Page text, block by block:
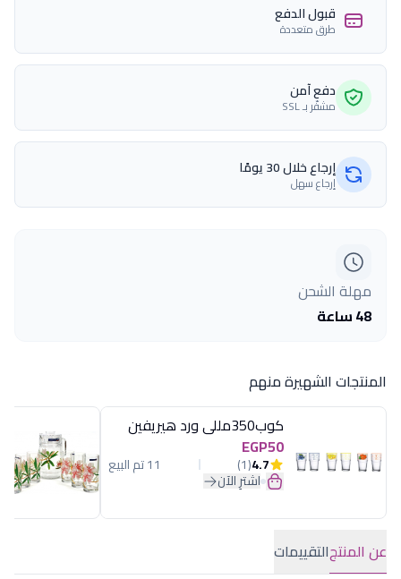
قبول الدفع
طرق متعددة
دفع آمن
مشفّر بـ SSL
إرجاع خلال 30 يومًا
إرجاع سهل
مهلة الشحن
48 ساعة
المنتجات الشهيرة منهم
كوب350مللى ورد هيريفين
EGP50
4.7
(1) 11 تم البيع
اشترِ الآن
عن المنتجالتقييمات